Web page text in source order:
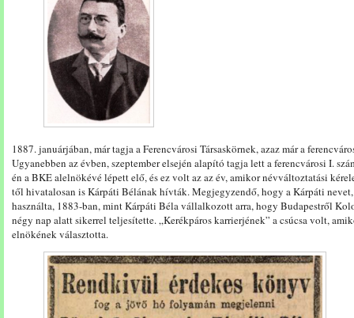
1887. januárjában, már tagja a Ferencvárosi Társaskörnek, azaz már a
Ugyanebben az évben, szeptember elsején alapító tagja lett a ferencvárosi I.
én a BKE alelnökévé lépett elő, és ez volt az az év, amikor névváltoztatási
től hivatalosan is Kárpáti Bélának hívták. Megjegyzendő, hogy a Kárpáti
használta, 1883-ban, mint Kárpáti Béla vállalkozott arra, hogy Budapestről
négy nap alatt sikerrel teljesítette. „Kerékpáros karrierjének” a csúcsa volt,
elnökének választotta.